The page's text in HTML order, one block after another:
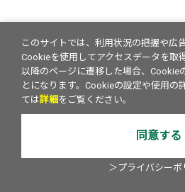
このサイトでは、利用状況の把握や広
Cookieを使用してアクセスデータを取
以降のページに遷移した場合、Cookie
とになります。Cookieの設定や使用の
ては詳細 をご覧ください。
同意する
＞プライバシーポ